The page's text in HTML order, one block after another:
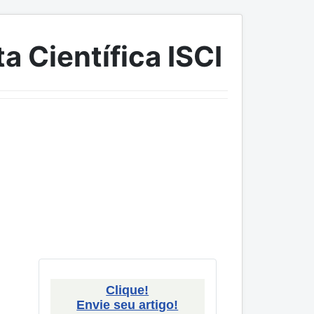
Científica ISCI
Clique!
Envie seu artigo!